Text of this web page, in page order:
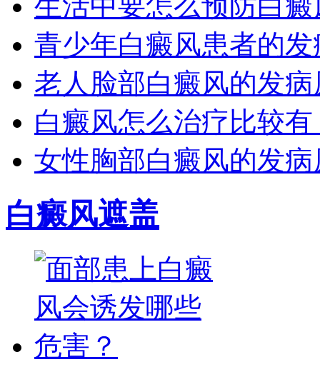
生活中要怎么预防白
青少年白癜风患者的
老人脸部白癜风的发
白癜风怎么治疗比较有
女性胸部白癜风的发
白癜风遮盖